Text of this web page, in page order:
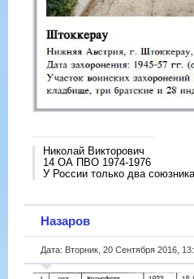
Николай Викторович
14 ОА ПВО 1974-1976
У России только два
Назаров
Дата: Вторник, 20 Сентября 2016,